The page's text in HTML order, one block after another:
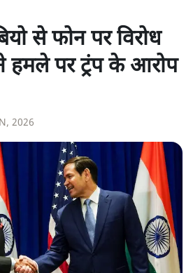
से फोन पर विरोध
हमले पर ट्रंप के आरोप
2026